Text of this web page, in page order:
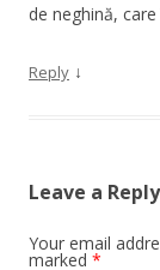
de neghină,
Reply ↓
Leave a Reply
Your email
marked *